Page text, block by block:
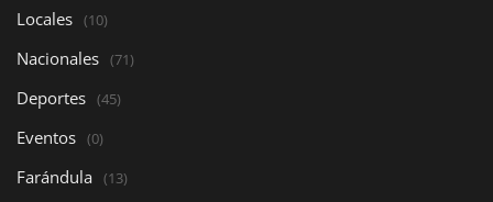
Locales (10)
Nacionales (71)
Deportes (45)
Eventos (0)
Farándula (13)